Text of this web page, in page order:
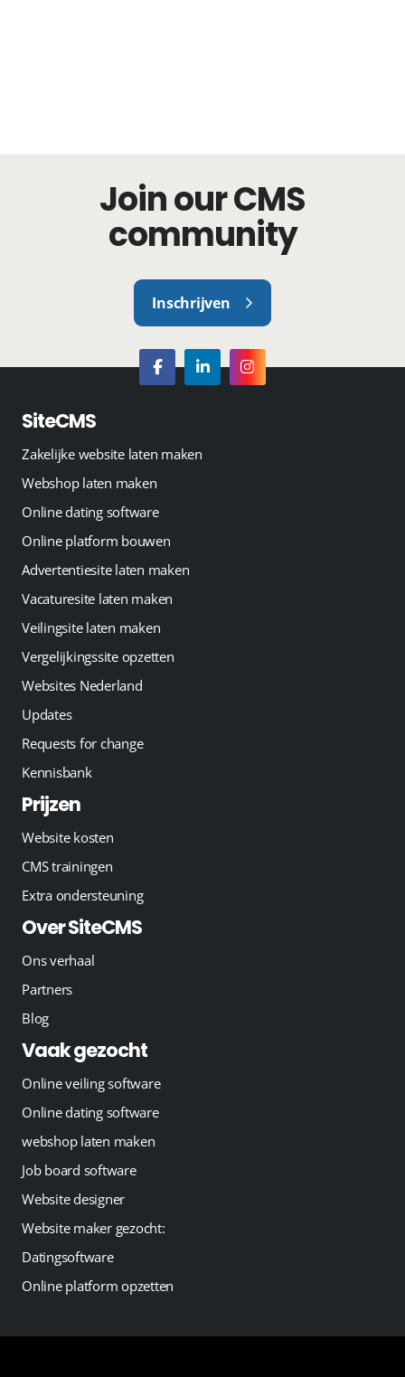
Join our CMS
community
Inschrijven
SiteCMS
Zakelijke website laten maken
Webshop laten maken
Online dating software
Online platform bouwen
Advertentiesite laten maken
Vacaturesite laten maken
Veilingsite laten maken
Vergelijkingssite opzetten
Websites Nederland
Updates
Requests for change
Kennisbank
Prijzen
Website kosten
CMS trainingen
Extra ondersteuning
Over SiteCMS
Ons verhaal
Partners
Blog
Vaak gezocht
Online veiling software
Online dating software
webshop laten maken
Job board software
Website designer
Website maker gezocht:
Datingsoftware
Online platform opzetten